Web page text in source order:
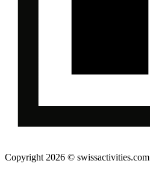
Copyright 2026 © swissactivities.com